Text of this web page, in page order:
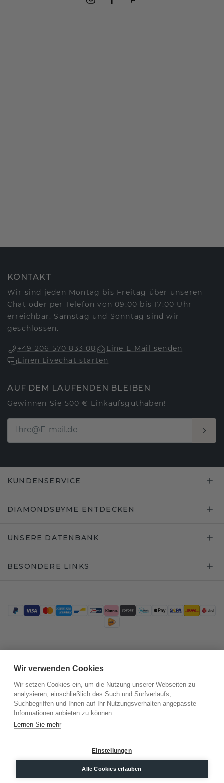
KONTAKT
Wir sind jeden Montag bis Freitag über unseren
Chat oder per Telefon von 09:00 bis 17:00 Uhr
erreichbar. Samstag und Sonntag sind wir
geschlossen.
+49 206 570 833 08
Eine E-Mail senden
Einen Livechat starten
AUF DEM LAUFENDEN BLEIBEN
Gewinnen Sie 500 € Einkaufsguthaben!
KUNDENSERVICE
DIAMONDSBYME ENTDECKEN
UNSERE DATENBANK
BESONDERE LINKS
©2026.DiamondsByMe
Datenschutz
AGB Impressum
Wir verwenden Cookies
Wir setzen Cookies ein, um die Nutzung unserer Webseiten zu
analysieren, einschließlich des Such und Surfverlaufs,
Suchbegriffen und Ihnen auf Ihr Nutzungsverhalten angepasste
Informationen anbieten zu können.
Lernen Sie mehr
Einstellungen
Alle Cookies erlauben